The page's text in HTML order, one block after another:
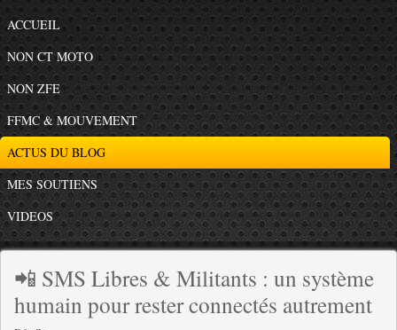
ACCUEIL
NON CT MOTO
NON ZFE
FFMC & MOUVEMENT
ACTUS DU BLOG
MES SOUTIENS
VIDEOS
📲 SMS Libres & Militants : un système
humain pour rester connectés autrement